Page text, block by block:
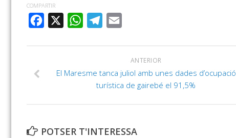
COMPARTIR
FACEBOOK
WHATSAPPTELEGRAM
ANTERIOR
El Maresme tanca juliol amb unes dades d’ocupació
turística de gairebé el 91,5%
POTSER T'INTERESSA